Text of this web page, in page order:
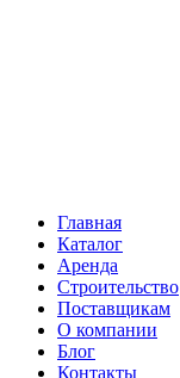
Главная
Каталог
Аренда
Строительство
Поставщикам
О компании
Блог
Контакты